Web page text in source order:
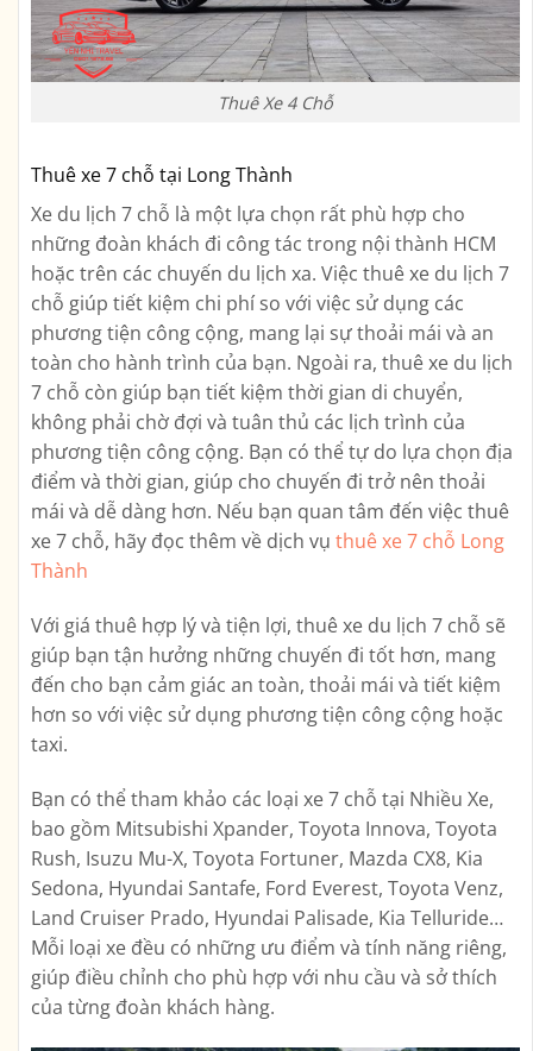
Thuê Xe 4 Chỗ
Thuê xe 7 chỗ tại Long Thành
Xe du lịch 7 chỗ là một lựa chọn rất phù hợp cho
những đoàn khách đi công tác trong nội thành HCM
hoặc trên các chuyến du lịch xa. Việc thuê xe du lịch 7
chỗ giúp tiết kiệm chi phí so với việc sử dụng các
phương tiện công cộng, mang lại sự thoải mái và an
toàn cho hành trình của bạn. Ngoài ra, thuê xe du lịch
7 chỗ còn giúp bạn tiết kiệm thời gian di chuyển,
không phải chờ đợi và tuân thủ các lịch trình của
phương tiện công cộng. Bạn có thể tự do lựa chọn địa
điểm và thời gian, giúp cho chuyến đi trở nên thoải
mái và dễ dàng hơn. Nếu bạn quan tâm đến việc thuê
xe 7 chỗ, hãy đọc thêm về dịch vụ thuê xe 7 chỗ Long
Thành
Với giá thuê hợp lý và tiện lợi, thuê xe du lịch 7 chỗ sẽ
giúp bạn tận hưởng những chuyến đi tốt hơn, mang
đến cho bạn cảm giác an toàn, thoải mái và tiết kiệm
hơn so với việc sử dụng phương tiện công cộng hoặc
taxi.
Bạn có thể tham khảo các loại xe 7 chỗ tại Nhiều Xe,
bao gồm Mitsubishi Xpander, Toyota Innova, Toyota
Rush, Isuzu Mu-X, Toyota Fortuner, Mazda CX8, Kia
Sedona, Hyundai Santafe, Ford Everest, Toyota Venz,
Land Cruiser Prado, Hyundai Palisade, Kia Telluride…
Mỗi loại xe đều có những ưu điểm và tính năng riêng,
giúp điều chỉnh cho phù hợp với nhu cầu và sở thích
của từng đoàn khách hàng.